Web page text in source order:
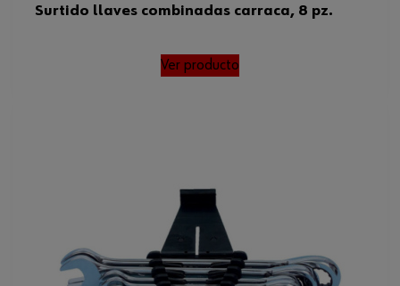
Surtido llaves combinadas carraca, 8 pz.
Ver producto